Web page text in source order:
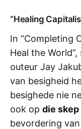
“Healing
In “Completing
Heal the
outeur Jay
van besigheid
besighede nie
ook op die skep
bevordering van